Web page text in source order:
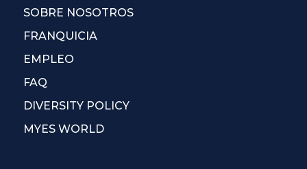
SOBRE NOSOTROS
FRANQUICIA
EMPLEO
FAQ
DIVERSITY POLICY
MYES WORLD